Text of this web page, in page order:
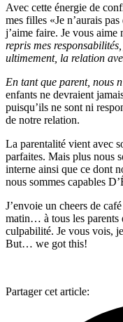
Avec cette énergie de
mes filles «Je n’aurais
j’aime faire. Je vous aime
repris mes
ultimement, la relation
En tant que parent, nous
enfants ne devraient
puisqu’ils ne sont ni
de notre relation.
La parentalité vient avec
parfaites. Mais plus nous
interne ainsi que ce dont
nous sommes capables
J’envoie un cheers de
matin… à tous les parents
culpabilité. Je vous vois,
But… we got this!
Partager cet article: